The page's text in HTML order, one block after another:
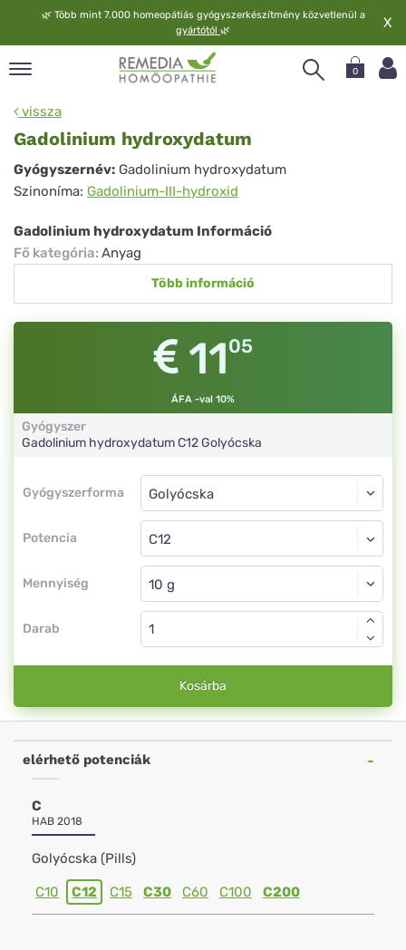
🌿 Több mint 7.000 homeopátiás gyógyszerkészítmény közvetlenül a
gyártótól 🌿 X
0
vissza
Gadolinium hydroxydatum
Gadolinium
hydroxydatum
Gyógyszernév: Gadolinium hydroxydatum
Szinoníma: Gadolinium-III-hydroxid
Gadolinium hydroxydatum Információ
Fő kategória: Anyag
Több információ
1105
ÁFA -val 10%
Gyógyszer
Gadolinium hydroxydatumC12Golyócska
Gyógyszerforma
Gyógyszerforma
Potencia
Golyócska
C12
Mennyiség
Golyócska
Darab
Kosárba
elérhető potenciák
C
HAB 2018
Golyócska (Pills)
C10 C12 C15 C30 C60 C100 C200